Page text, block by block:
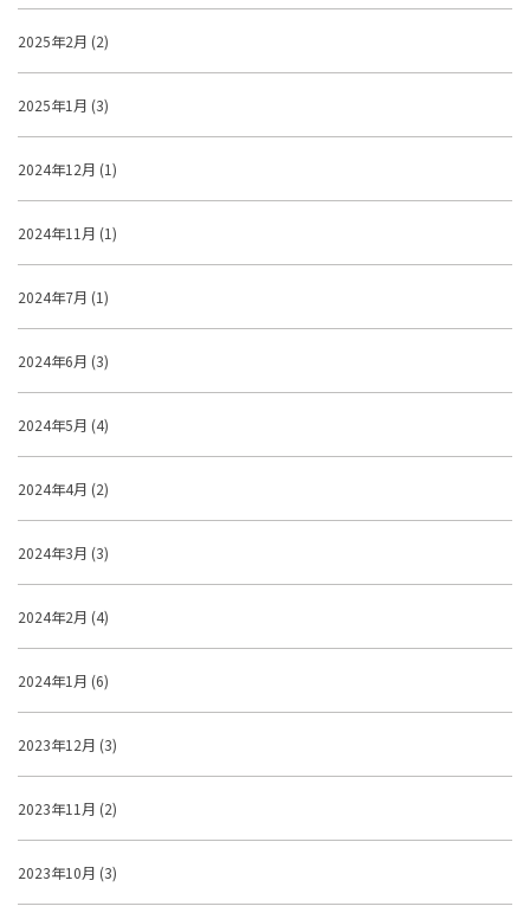
2025年2月 (2)
2025年1月 (3)
2024年12月 (1)
2024年11月 (1)
2024年7月 (1)
2024年6月 (3)
2024年5月 (4)
2024年4月 (2)
2024年3月 (3)
2024年2月 (4)
2024年1月 (6)
2023年12月 (3)
2023年11月 (2)
2023年10月 (3)